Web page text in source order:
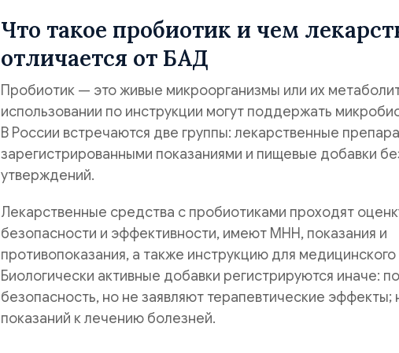
Что такое пробиотик и чем
отличается от БАД
Пробиотик — это живые микроорганизмы или их
использовании по инструкции могут поддержать
В России встречаются две группы: лекарственные
зарегистрированными показаниями и пищевые добавки
утверждений.
Лекарственные средства с пробиотиками проходят
безопасности и эффективности, имеют МНН, показания и
противопоказания, а также инструкцию для
Биологически активные добавки регистрируются иначе:
безопасность, но не заявляют терапевтические эффекты;
показаний к лечению болезней.